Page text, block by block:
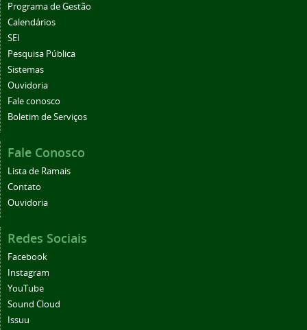
Programa de Gestão
Calendários
SEI
Pesquisa Pública
Sistemas
Ouvidoria
Fale conosco
Boletim de Serviços
Fale Conosco
Lista de Ramais
Contato
Ouvidoria
Redes Sociais
Facebook
Instagram
YouTube
Sound Cloud
Issuu